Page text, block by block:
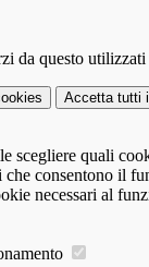
da questo
Accetta tutti
scegliere quali
consentono il
necessari al